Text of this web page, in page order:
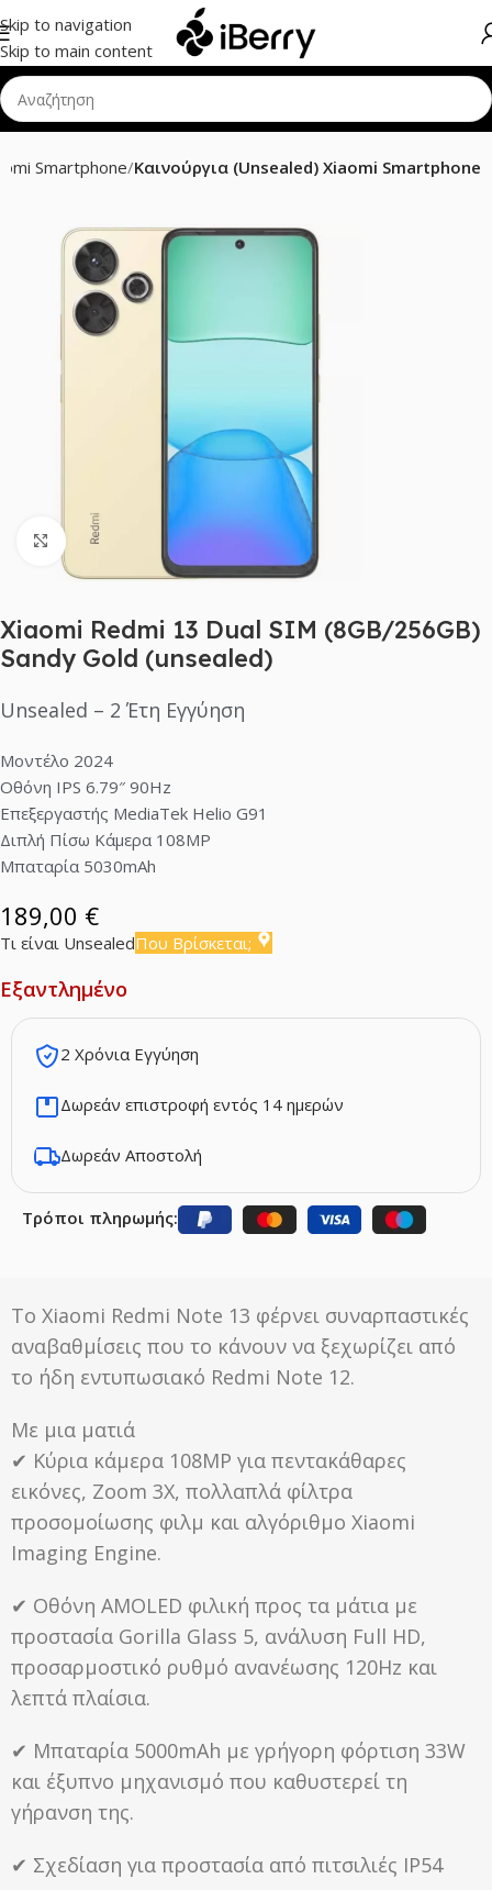
Skip to navigation
Skip to main content
Smartphone Καινούργια (Unsealed) Xiaomi Smartphone
Click to enlarge
Xiaomi Redmi 13 Dual SIM (8GB/256GB)
Sandy Gold (unsealed)
Unsealed – 2 Έτη Εγγύηση
Μοντέλο 2024
Οθόνη IPS 6.79″ 90Hz
Eπεξεργαστής MediaTek Helio G91
Διπλή Πίσω Κάμερα 108MP
Μπαταρία 5030mAh
189,00 €
Τι είναι UnsealedΠου Βρίσκεται;
Τρόποι πληρωμής:
2 Χρόνια Εγγύηση
Δωρεάν επιστροφή εντός 14 ημερών
Δωρεάν Αποστολή
Εξαντλημένο
Το Xiaomi Redmi Note 13 φέρνει συναρπαστικές
αναβαθμίσεις που το κάνουν να ξεχωρίζει από
το ήδη εντυπωσιακό Redmi Note 12.
Με μια ματιά
✔ Κύρια κάμερα 108MP για πεντακάθαρες
εικόνες, Zoom 3X, πολλαπλά φίλτρα
προσομοίωσης φιλμ και αλγόριθμο Xiaomi
Imaging Engine.
✔ Οθόνη AMOLED φιλική προς τα μάτια με
προστασία Gorilla Glass 5, ανάλυση Full HD,
προσαρμοστικό ρυθμό ανανέωσης 120Hz και
λεπτά πλαίσια.
✔ Μπαταρία 5000mAh με γρήγορη φόρτιση 33W
και έξυπνο μηχανισμό που καθυστερεί τη
γήρανση της.
✔ Σχεδίαση για προστασία από πιτσιλιές IP54